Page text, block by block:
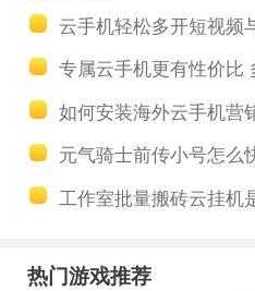
出金一条龙
热门游戏推荐